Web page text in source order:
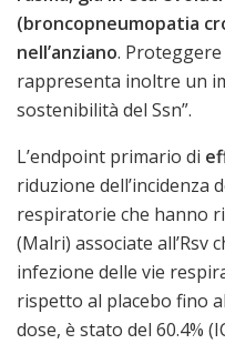
(broncopneumopatia
nell’anziano.
rappresenta inoltre un
sostenibilità del Ssn”.
L’endpoint primario di
riduzione dell’incidenza
respiratorie che hanno
(Malri) associate all’Rsv
infezione delle vie
rispetto al placebo fino
dose, è stato del 60.4%